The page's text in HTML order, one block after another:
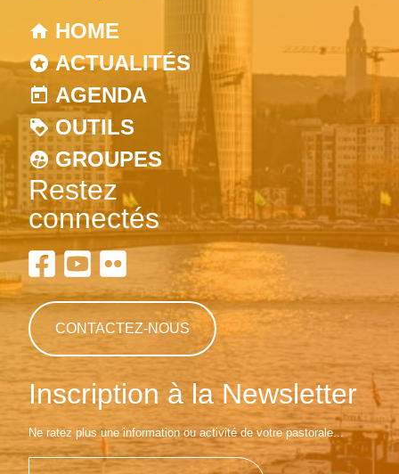
HOME
ACTUALITÉS
AGENDA
OUTILS
GROUPES
Restez
connectés
CONTACTEZ-NOUS
Inscription à la Newsletter
Ne ratez plus une information ou activité de votre pastorale...